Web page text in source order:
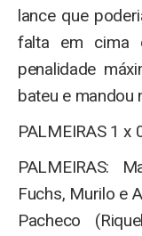
lance que
falta em cima
penalidade
bateu e mandou
PALMEIRAS 1 x
PALMEIRAS:
Fuchs, Murilo e
Pacheco